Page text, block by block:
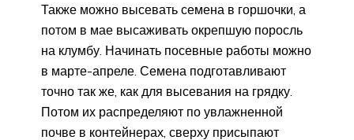
Также можно высевать семена в горшочки, а
потом в мае высаживать окрепшую поросль
на клумбу. Начинать посевные работы можно
в марте-апреле. Семена подготавливают
точно так же, как для высевания на грядку.
Потом их распределяют по увлажненной
почве в контейнерах, сверху присыпают